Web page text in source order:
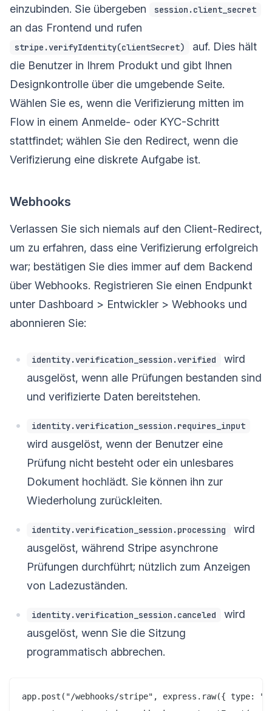
einzubinden. Sie übergeben session.client_secret
an das Frontend und rufen
stripe.verifyIdentity(clientSecret)
auf. Dies hält
die Benutzer in Ihrem Produkt und gibt Ihnen
Designkontrolle über die umgebende Seite.
Wählen Sie es, wenn die Verifizierung mitten im
Flow in einem Anmelde- oder KYC-Schritt
stattfindet; wählen Sie den Redirect, wenn die
Verifizierung eine diskrete Aufgabe ist.
Webhooks
Verlassen Sie sich niemals auf den Client-Redirect,
um zu erfahren, dass eine Verifizierung erfolgreich
war; bestätigen Sie dies immer auf dem Backend
über Webhooks. Registrieren Sie einen Endpunkt
unter Dashboard > Entwickler > Webhooks und
abonnieren Sie:
identity.verification_session.verified
wird
ausgelöst, wenn alle Prüfungen bestanden sind
und verifizierte Daten bereitstehen.
identity.verification_session.requires_input
wird ausgelöst, wenn der Benutzer eine
Prüfung nicht besteht oder ein unlesbares
Dokument hochlädt. Sie können ihn zur
Wiederholung zurückleiten.
identity.verification_session.processing
wird
ausgelöst, während Stripe asynchrone
Prüfungen durchführt; nützlich zum Anzeigen
von Ladezuständen.
identity.verification_session.canceled
wird
ausgelöst, wenn Sie die Sitzung
programmatisch abbrechen.
app.post("/webhooks/stripe", express.raw({ type: